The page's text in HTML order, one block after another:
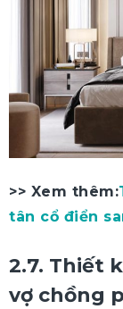
>> Xem thêm:
tân cổ điển
2.7. Thiết
vợ chồng